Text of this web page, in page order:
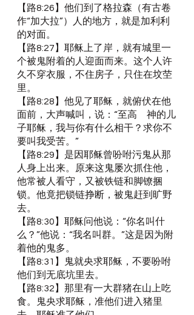
【路8:26】他们到了格拉森（有古卷
作“加大拉”）人的地方，就是加利利
的对面。
【路8:27】耶稣上了岸，就有城里一
个被鬼附着的人迎面而来。这个人许
久不穿衣服，不住房子，只住在坟茔
里。
【路8:28】他见了耶稣，就俯伏在他
面前，大声喊叫，说：“至高　神的儿
子耶稣，我与你有什么相干？求你不
要叫我受苦。”
【路8:29】是因耶稣曾吩咐污鬼从那
人身上出来。原来这鬼屡次抓住他，
他常被人看守，又被铁链和脚镣捆
锁。他竟把锁链挣断，被鬼赶到旷野
去。
【路8:30】耶稣问他说：“你名叫什
么？”他说：“我名叫群。”这是因为附
着他的鬼多。
【路8:31】鬼就央求耶稣，不要吩咐
他们到无底坑里去。
【路8:32】那里有一大群猪在山上吃
食。鬼央求耶稣，准他们进入猪里